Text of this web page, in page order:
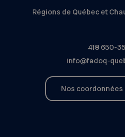
Régions de Québec et
418 650-
info@fadoq-
Nos